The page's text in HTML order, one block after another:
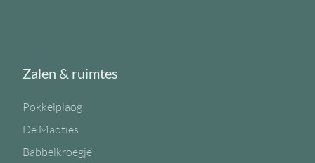
Zalen & ruimtes
Pokkelplaog
De Maoties
Babbelkroegje